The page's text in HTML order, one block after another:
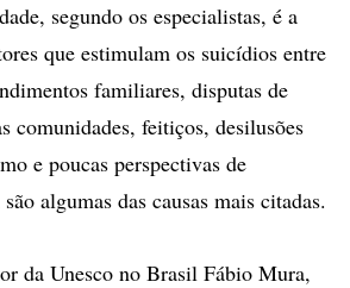
segundo os especialistas, é a
que estimulam os suicídios entre
familiares, disputas de
comunidades, feitiços, desilusões
e poucas perspectivas de
algumas das causas mais citadas.
da Unesco no Brasil Fábio Mura,